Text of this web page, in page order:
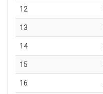
12
13
14
15
16